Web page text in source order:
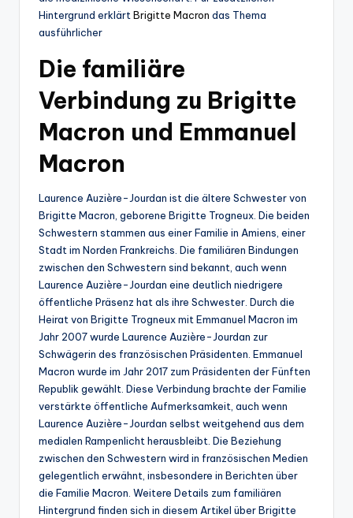
Hintergrund erklärtBrigitte Macron das Thema
ausführlicher
Die familiäre
Verbindung zu Brigitte
Macron und Emmanuel
Macron
Laurence Auzière-Jourdan ist die ältere Schwester von
Brigitte Macron, geborene Brigitte Trogneux. Die beiden
Schwestern stammen aus einer Familie in Amiens, einer
Stadt im Norden Frankreichs. Die familiären Bindungen
zwischen den Schwestern sind bekannt, auch wenn
Laurence Auzière-Jourdan eine deutlich niedrigere
öffentliche Präsenz hat als ihre Schwester. Durch die
Heirat von Brigitte Trogneux mit Emmanuel Macron im
Jahr 2007 wurde Laurence Auzière-Jourdan zur
Schwägerin des französischen Präsidenten. Emmanuel
Macron wurde im Jahr 2017 zum Präsidenten der Fünften
Republik gewählt. Diese Verbindung brachte der Familie
verstärkte öffentliche Aufmerksamkeit, auch wenn
Laurence Auzière-Jourdan selbst weitgehend aus dem
medialen Rampenlicht herausbleibt. Die Beziehung
zwischen den Schwestern wird in französischen Medien
gelegentlich erwähnt, insbesondere in Berichten über
die Familie Macron. Weitere Details zum familiären
Hintergrund finden sich in diesem Artikel über Brigitte